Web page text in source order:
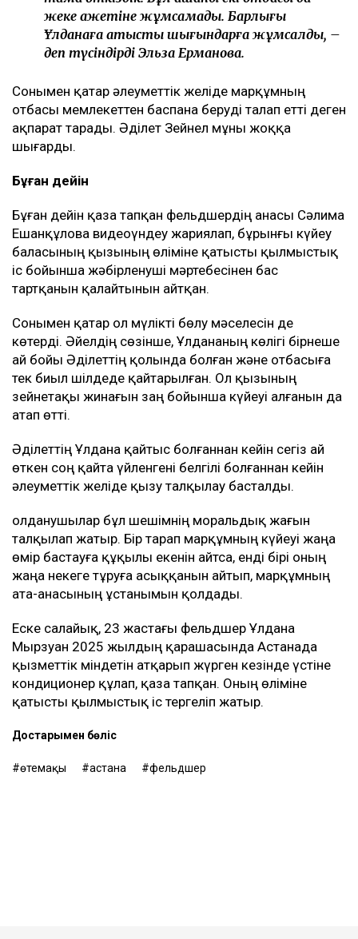
жеке қажетіне жұмсамады. Барлығы
Ұлданаға қатысты шығындарға жұмсалды, –
деп түсіндірді Эльза Ерманова.
Сонымен қатар әлеуметтік желіде марқұмның
отбасы мемлекеттен баспана беруді талап етті деген
ақпарат тарады. Әділет Зейнел мұны жоққа
шығарды.
Бұған дейін
Бұған дейін қаза тапқан фельдшердің анасы Сәлима
Ешанқұлова видеоүндеу жариялап, бұрынғы күйеу
баласының қызының өліміне қатысты қылмыстық
іс бойынша жәбірленуші мәртебесінен бас
тартқанын қалайтынын айтқан.
Сонымен қатар ол мүлікті бөлу мәселесін де
көтерді. Әйелдің сөзінше, Ұлдананың көлігі бірнеше
ай бойы Әділеттің қолында болған және отбасыға
тек биыл шілдеде қайтарылған. Ол қызының
зейнетақы жинағын заң бойынша күйеуі алғанын да
атап өтті.
Әділеттің Ұлдана қайтыс болғаннан кейін сегіз ай
өткен соң қайта үйленгені белгілі болғаннан кейін
әлеуметтік желіде қызу талқылау басталды.
Қолданушылар бұл шешімнің моральдық жағын
талқылап жатыр. Бір тарап марқұмның күйеуі жаңа
өмір бастауға құқылы екенін айтса, енді бірі оның
жаңа некеге тұруға асыққанын айтып, марқұмның
ата-анасының ұстанымын қолдады.
Еске салайық, 23 жастағы фельдшер Ұлдана
Мырзуан 2025 жылдың қарашасында Астанада
қызметтік міндетін атқарып жүрген кезінде үстіне
кондиционер құлап, қаза тапқан. Оның өліміне
қатысты қылмыстық іс тергеліп жатыр.
Достарыңмен бөліс
өтемақы астана фельдшер